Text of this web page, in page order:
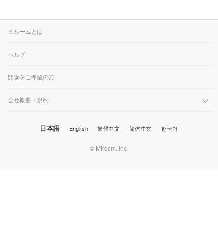
ミルームとは
ヘルプ
開講をご希望の方
会社概要・規約
日本語 English 繁體中文 简体中文 한국어
© Miroom, Inc.